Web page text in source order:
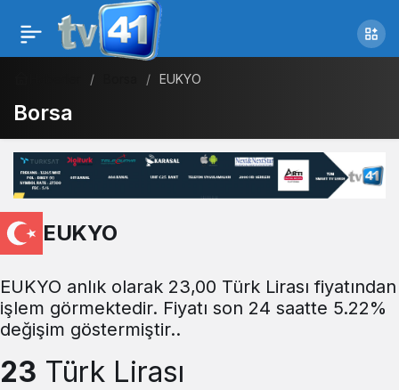
EUKYO
Borsa
EUKYO
EUKYO anlık olarak 23,00 Türk Lirası fiyatından
işlem görmektedir. Fiyatı son 24 saatte 5.22%
değişim göstermiştir..
23 Türk Lirası